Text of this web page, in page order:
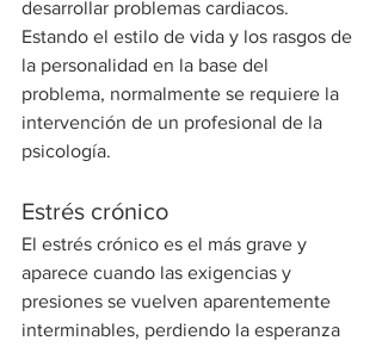
desarrollar problemas cardiacos.
Estando el estilo de vida y los rasgos de
la personalidad en la base del
problema, normalmente se requiere la
intervención de un profesional de la
psicología.
Estrés crónico
El estrés crónico es el más grave y
aparece cuando las exigencias y
presiones se vuelven aparentemente
interminables, perdiendo la esperanza